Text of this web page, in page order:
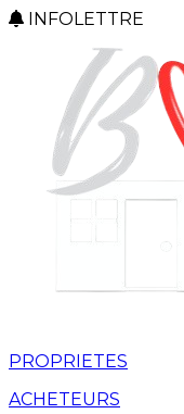
INFOLETTRE
PROPRIETES
ACHETEURS